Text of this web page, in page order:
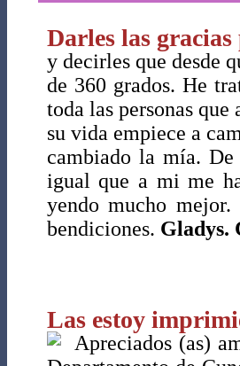
Darles las
y decirles que desde
de 360 grados. He
toda las personas
su vida empiece a
cambiado la mía.
igual que a mi me
yendo mucho
bendiciones. Gladys.
Las estoy
Apreciados (as)